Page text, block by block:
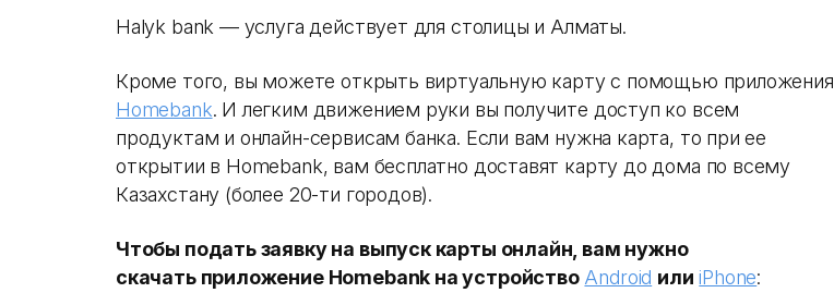
Halуk bank — услуга действует для столицы и Алматы.
Кроме того, вы можете открыть виртуальную карту с помощью приложения
Homebank. И легким движением руки вы получите доступ ко всем
продуктам и онлайн-сервисам банка. Если вам нужна карта, то при ее
открытии в Homebank, вам бесплатно доставят карту до дома по всему
Казахстану (более 20-ти городов).
Чтобы подать заявку на выпуск карты онлайн, вам нужно
скачать приложение Homebank на устройство Android или iPhone: